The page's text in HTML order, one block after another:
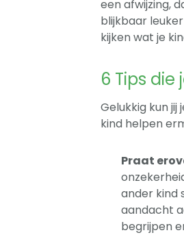
een afwijzing,
blijkbaar
kijken wat je
6 Tips
Gelukkig kun
kind helpen
Praat
ander kind
aandacht
begrijpen